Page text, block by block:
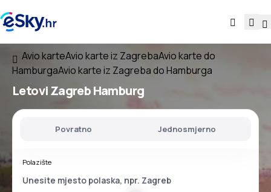
Avio karteAvio karte iz ZagrebaAvio karte do
HamburgaAvio karte iz Zagreba do Hamburga
LetoviZagreb Hamburg
Povratno Jednosmjerno
Polazište